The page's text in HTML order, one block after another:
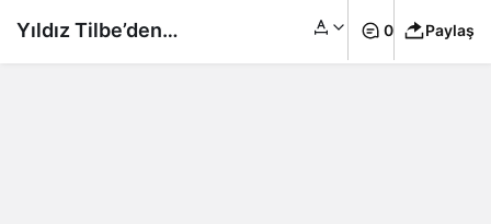
Yıldız Tilbe’den 0 Paylaş